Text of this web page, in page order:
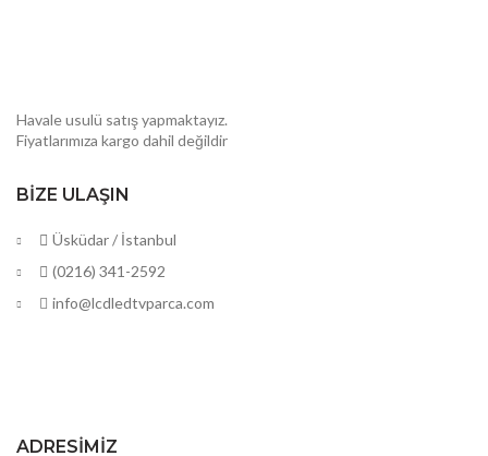
Havale usulü satış yapmaktayız.
Fiyatlarımıza kargo dahil değildir
BIZE ULAŞIN
Üsküdar / İstanbul
(0216) 341-2592
info@lcdledtvparca.com
ADRESIMIZ